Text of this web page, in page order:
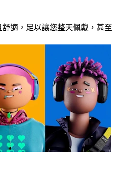
舒適，足以讓您整天佩戴，甚至